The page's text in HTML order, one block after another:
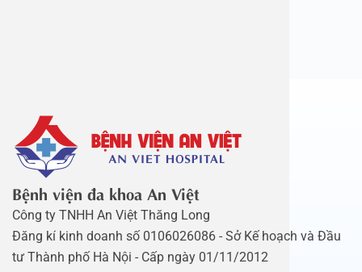
Bệnh viện đa khoa An Việt
Công ty TNHH An Việt Thăng Long
Đăng kí kinh doanh số 0106026086 - Sở Kế hoạch và Đầu
tư Thành phố Hà Nội - Cấp ngày 01/11/2012